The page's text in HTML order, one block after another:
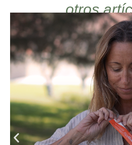
otros